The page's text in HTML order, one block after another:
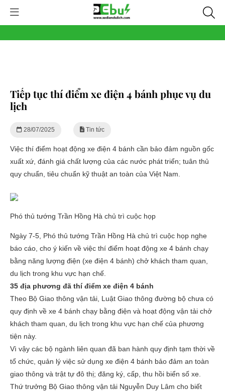
Tiếp tục thí điểm xe điện 4 bánh phục vụ du
lịch
28/07/2025 Tin tức
Việc thí điểm hoạt động xe điện 4 bánh cần bảo đảm nguồn gốc
xuất xứ, đánh giá chất lượng của các nước phát triển; tuân thủ
quy chuẩn, tiêu chuẩn kỹ thuật an toàn của Việt Nam.
Phó thủ tướng Trần Hồng Hà chủ trì cuộc họp
Ngày 7-5, Phó thủ tướng Trần Hồng Hà chủ trì cuộc họp nghe
báo cáo, cho ý kiến về việc thí điểm hoạt động xe 4 bánh chạy
bằng năng lượng điện (xe điện 4 bánh) chở khách tham quan,
du lịch trong khu vực hạn chế.
35 địa phương đã thí điểm xe điện 4 bánh
Theo Bộ Giao thông vận tải, Luật Giao thông đường bộ chưa có
quy định về xe 4 bánh chạy bằng điện và hoạt động vận tải chở
khách tham quan, du lịch trong khu vực hạn chế của phương
tiện này.
Vì vậy các bộ ngành liên quan đã ban hành quy định tạm thời về
tổ chức, quản lý việc sử dụng xe điện 4 bánh bảo đảm an toàn
giao thông và trật tự đô thị; đăng ký, cấp, thu hồi biển số xe.
Thứ trưởng Bộ Giao thông vận tải Nguyễn Duy Lâm cho biết